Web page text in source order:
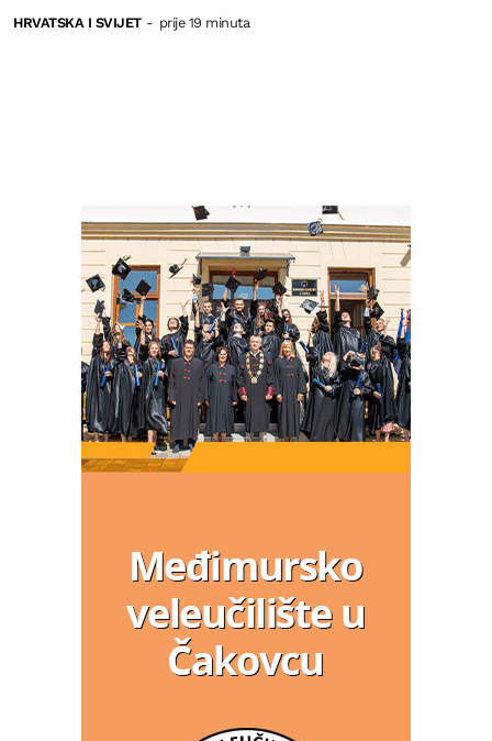
HRVATSKA I SVIJET - prije 19 minuta